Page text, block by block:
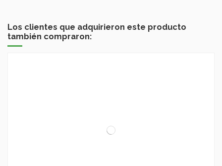
Los clientes que adquirieron este producto
también compraron: